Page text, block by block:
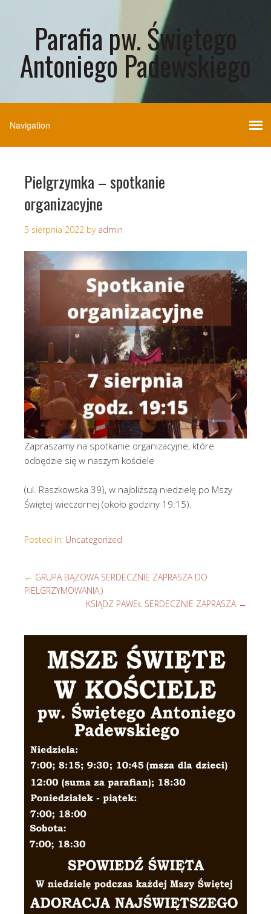
Parafia pw. Świętego
Antoniego Padewskiego
Pielgrzymka – spotkanie
organizacyjne
5 sierpnia 2022 by admin
Zapraszamy na spotkanie organizacyjne, które
odbędzie się w naszym kościele
(ul. Raszkowska 39), w najbliższą niedzielę po Mszy
Świętej wieczornej (około godziny 19:15).
Posted in: Uncategorized
← GRUPA BĄZOWA SERDECZNIE ZAPRASZA DO
PIELGRZYMOWANIA:)
KSIĄDZ PAWEŁ SERDECZNIE ZAPRASZA →